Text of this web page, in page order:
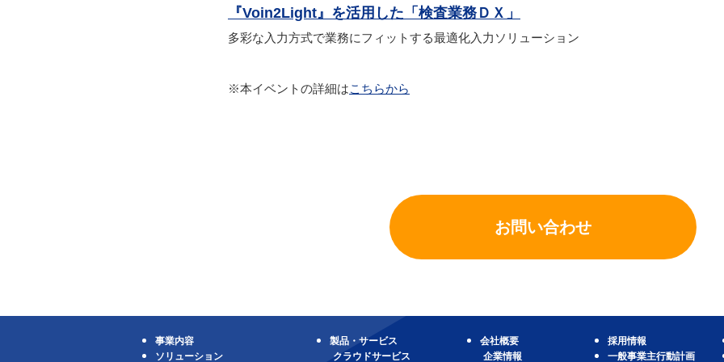
『Voin2Light』を活用した「検査業務ＤＸ」
多彩な入力方式で業務にフィットする最適化入力ソリューション
※本イベントの詳細はこちらから
お問い合わせ
事業内容
ソリューション
製品・サービス
クラウドサービス
会社概要
企業情報
採用情報
一般事業主行動計画